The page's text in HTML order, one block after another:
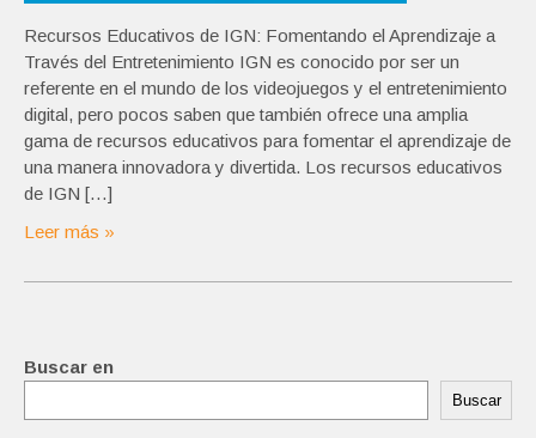
Recursos Educativos de IGN: Fomentando el Aprendizaje a
Través del Entretenimiento IGN es conocido por ser un
referente en el mundo de los videojuegos y el entretenimiento
digital, pero pocos saben que también ofrece una amplia
gama de recursos educativos para fomentar el aprendizaje de
una manera innovadora y divertida. Los recursos educativos
de IGN […]
Leer más »
Buscar en
Buscar